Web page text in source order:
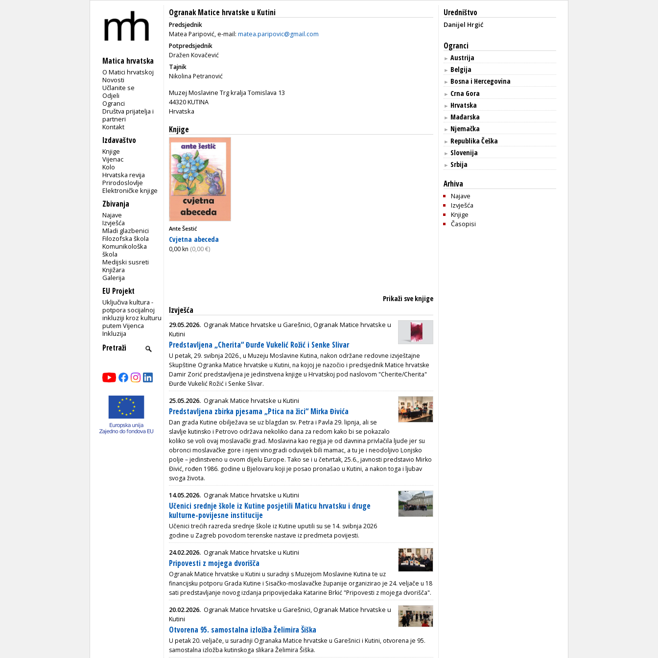
Matica hrvatska
O Matici hrvatskoj
Novosti
Učlanite se
Odjeli
Ogranci
Društva prijatelja i
partneri
Kontakt
Izdavaštvo
Knjige
Vijenac
Kolo
Hrvatska revija
Prirodoslovlje
Elektroničke knjige
Zbivanja
Najave
Izvješća
Mladi glazbenici
Filozofska škola
Komunikološka
škola
Medijski susreti
Knjižara
Galerija
EU Projekt
Uključiva kultura -
potpora socijalnoj
inkluziji kroz kulturu
putem Vijenca
Inkluzija
Ogranak Matice hrvatske u Kutini
Predsjednik
Matea Paripović, e-mail: matea.paripovic@gmail.com
Potpredsjednik
Dražen Kovačević
Tajnik
Nikolina Petranović
Muzej Moslavine Trg kralja Tomislava 13
44320 KUTINA
Hrvatska
Knjige
Ante Šestić
Cvjetna abeceda
0,00 kn (0,00 €)
Prikaži sve knjige
Izvješća
29.05.2026. Ogranak Matice hrvatske u Garešnici, Ogranak Matice hrvatske u
Kutini
Predstavljena „Cherita“ Đurđe Vukelić Rožić i Senke Slivar
U petak, 29. svibnja 2026., u Muzeju Moslavine Kutina, nakon održane redovne izvještajne
Skupštine Ogranka Matice hrvatske u Kutini, na kojoj je nazočio i predsjednik Matice hrvatske
Damir Zorić predstavljena je jedinstvena knjige u Hrvatskoj pod naslovom "Cherite/Cherita"
Đurđe Vukelić Rožić i Senke Slivar.
25.05.2026. Ogranak Matice hrvatske u Kutini
Predstavljena zbirka pjesama „Ptica na žici“ Mirka Đivića
Dan grada Kutine obilježava se uz blagdan sv. Petra i Pavla 29. lipnja, ali se
slavlje kutinsko i Petrovo održava nekoliko dana za redom kako bi se pokazalo
koliko se voli ovaj moslavački grad. Moslavina kao regija je od davnina privlačila ljude jer su
obronci moslavačke gore i njeni vinogradi oduvijek bili mamac, a tu je i neodoljivo Lonjsko
polje – jedinstveno u ovom dijelu Europe. Tako se i u četvrtak, 25.6., javnosti predstavio Mirko
Đivić, rođen 1986. godine u Bjelovaru koji je posao pronašao u Kutini, a nakon toga i ljubav
svoga života.
14.05.2026. Ogranak Matice hrvatske u Kutini
Učenici srednje škole iz Kutine posjetili Maticu hrvatsku i druge
kulturne-povijesne institucije
Učenici trećih razreda srednje škole iz Kutine uputili su se 14. svibnja 2026
godine u Zagreb povodom terenske nastave iz predmeta povijesti.
24.02.2026. Ogranak Matice hrvatske u Kutini
Pripovesti z mojega dvorišča
Ogranak Matice hrvatske u Kutini u suradnji s Muzejom Moslavine Kutina te uz
financijsku potporu Grada Kutine i Sisačko-moslavačke županije organizirao je 24. veljače u 18
sati predstavljanje novog izdanja pripovijedaka Katarine Brkić "Pripovesti z mojega dvorišča".
20.02.2026. Ogranak Matice hrvatske u Garešnici, Ogranak Matice hrvatske u
Kutini
Otvorena 95. samostalna izložba Želimira Šiška
U petak 20. veljače, u suradnji Ogranaka Matice hrvatske u Garešnici i Kutini, otvorena je 95.
samostalna izložba kutinskoga slikara Želimira Šiška.
Uredništvo
Danijel Hrgić
Ogranci
► Austrija
► Belgija
► Bosna i Hercegovina
► Crna Gora
► Hrvatska
► Mađarska
► Njemačka
► Republika Češka
► Slovenija
► Srbija
Arhiva
Najave
Izvješća
Knjige
Časopisi